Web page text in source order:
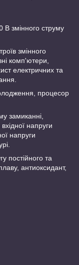
В змінного струму
змінного
комп'ютери,
електричних та
процесор
замиканні,
напруги
напруги
постійного та
антиоксидант,